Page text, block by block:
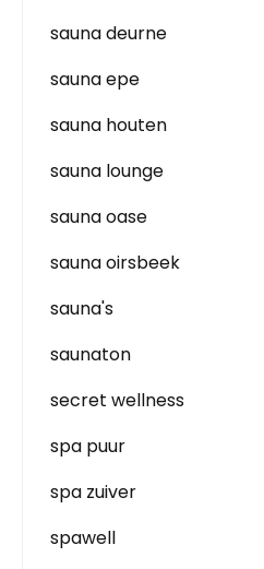
sauna deurne
sauna epe
sauna houten
sauna lounge
sauna oase
sauna oirsbeek
sauna's
saunaton
secret wellness
spa puur
spa zuiver
spawell